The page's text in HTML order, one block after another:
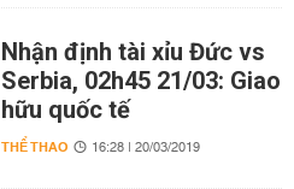
Nhận định tài xỉu Đức vs
Serbia, 02h45 21/03: Giao
hữu quốc tế
THỂ THAO 16:28 | 20/03/2019